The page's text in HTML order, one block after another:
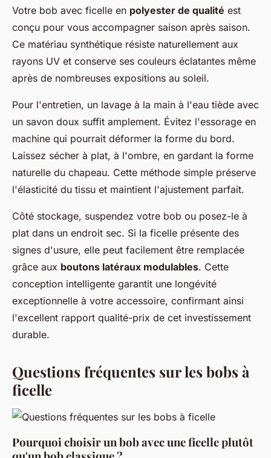
Votre bob avec ficelle en polyester de qualité est
conçu pour vous accompagner saison après saison.
Ce matériau synthétique résiste naturellement aux
rayons UV et conserve ses couleurs éclatantes même
après de nombreuses expositions au soleil.
Pour l'entretien, un lavage à la main à l'eau tiède avec
un savon doux suffit amplement. Évitez l'essorage en
machine qui pourrait déformer la forme du bord.
Laissez sécher à plat, à l'ombre, en gardant la forme
naturelle du chapeau. Cette méthode simple préserve
l'élasticité du tissu et maintient l'ajustement parfait.
Côté stockage, suspendez votre bob ou posez-le à
plat dans un endroit sec. Si la ficelle présente des
signes d'usure, elle peut facilement être remplacée
grâce aux boutons latéraux modulables. Cette
conception intelligente garantit une longévité
exceptionnelle à votre accessoire, confirmant ainsi
l'excellent rapport qualité-prix de cet investissement
durable.
Questions fréquentes sur les bobs à
ficelle
Pourquoi choisir un bob avec une ficelle plutôt